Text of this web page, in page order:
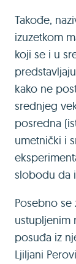
Takođe,
izuzetkom
koji se i u
kako ne
srednjeg
posredna
umetnički i
slobodu da
Posebno
ustupljenim
posuđa iz
Ljiljani